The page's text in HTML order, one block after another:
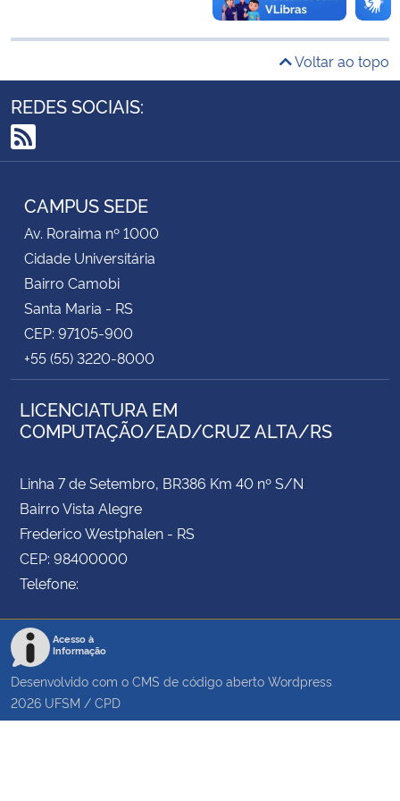
Secretaria-Geral
Gabinete de Segurança Institucional
Banco Central do Brasil
Planalto
Voltar ao topo
REDES SOCIAIS:
RSS
CAMPUS SEDE
Av. Roraima nº 1000
Cidade Universitária
Bairro Camobi
Santa Maria - RS
CEP: 97105-900
+55 (55) 3220-8000
LICENCIATURA EM
COMPUTAÇÃO/EAD/CRUZ ALTA/RS
Linha 7 de Setembro, BR386 Km 40 nº S/N
Bairro Vista Alegre
Frederico Westphalen - RS
CEP: 98400000
Telefone:
Acesso à
Informação
Desenvolvido com o CMS de código aberto Wordpress
2026 UFSM / CPD